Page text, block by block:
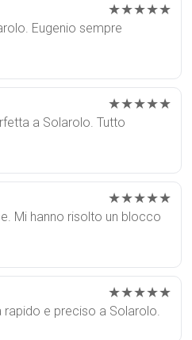
★★★★★
Eugenio sempre
★★★★★
a Solarolo. Tutto
★★★★★
Mi hanno risolto un blocco
★★★★★
e preciso a Solarolo.